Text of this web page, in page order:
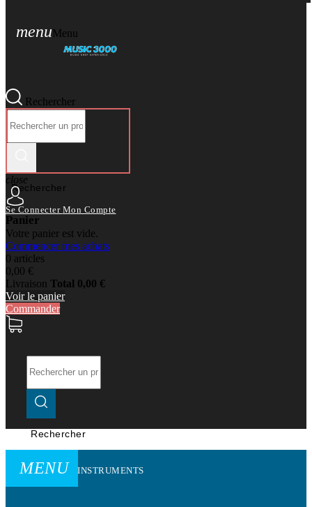
menuMenu
Rechercher
Rechercher
close
Se Connecter Mon Compte
Panier
Votre panier est vide.
Commencer mes achats
0 articles
0,00 €
Livraison Total 0,00 €
Voir le panier
Commander
Rechercher
MENU INSTRUMENTS